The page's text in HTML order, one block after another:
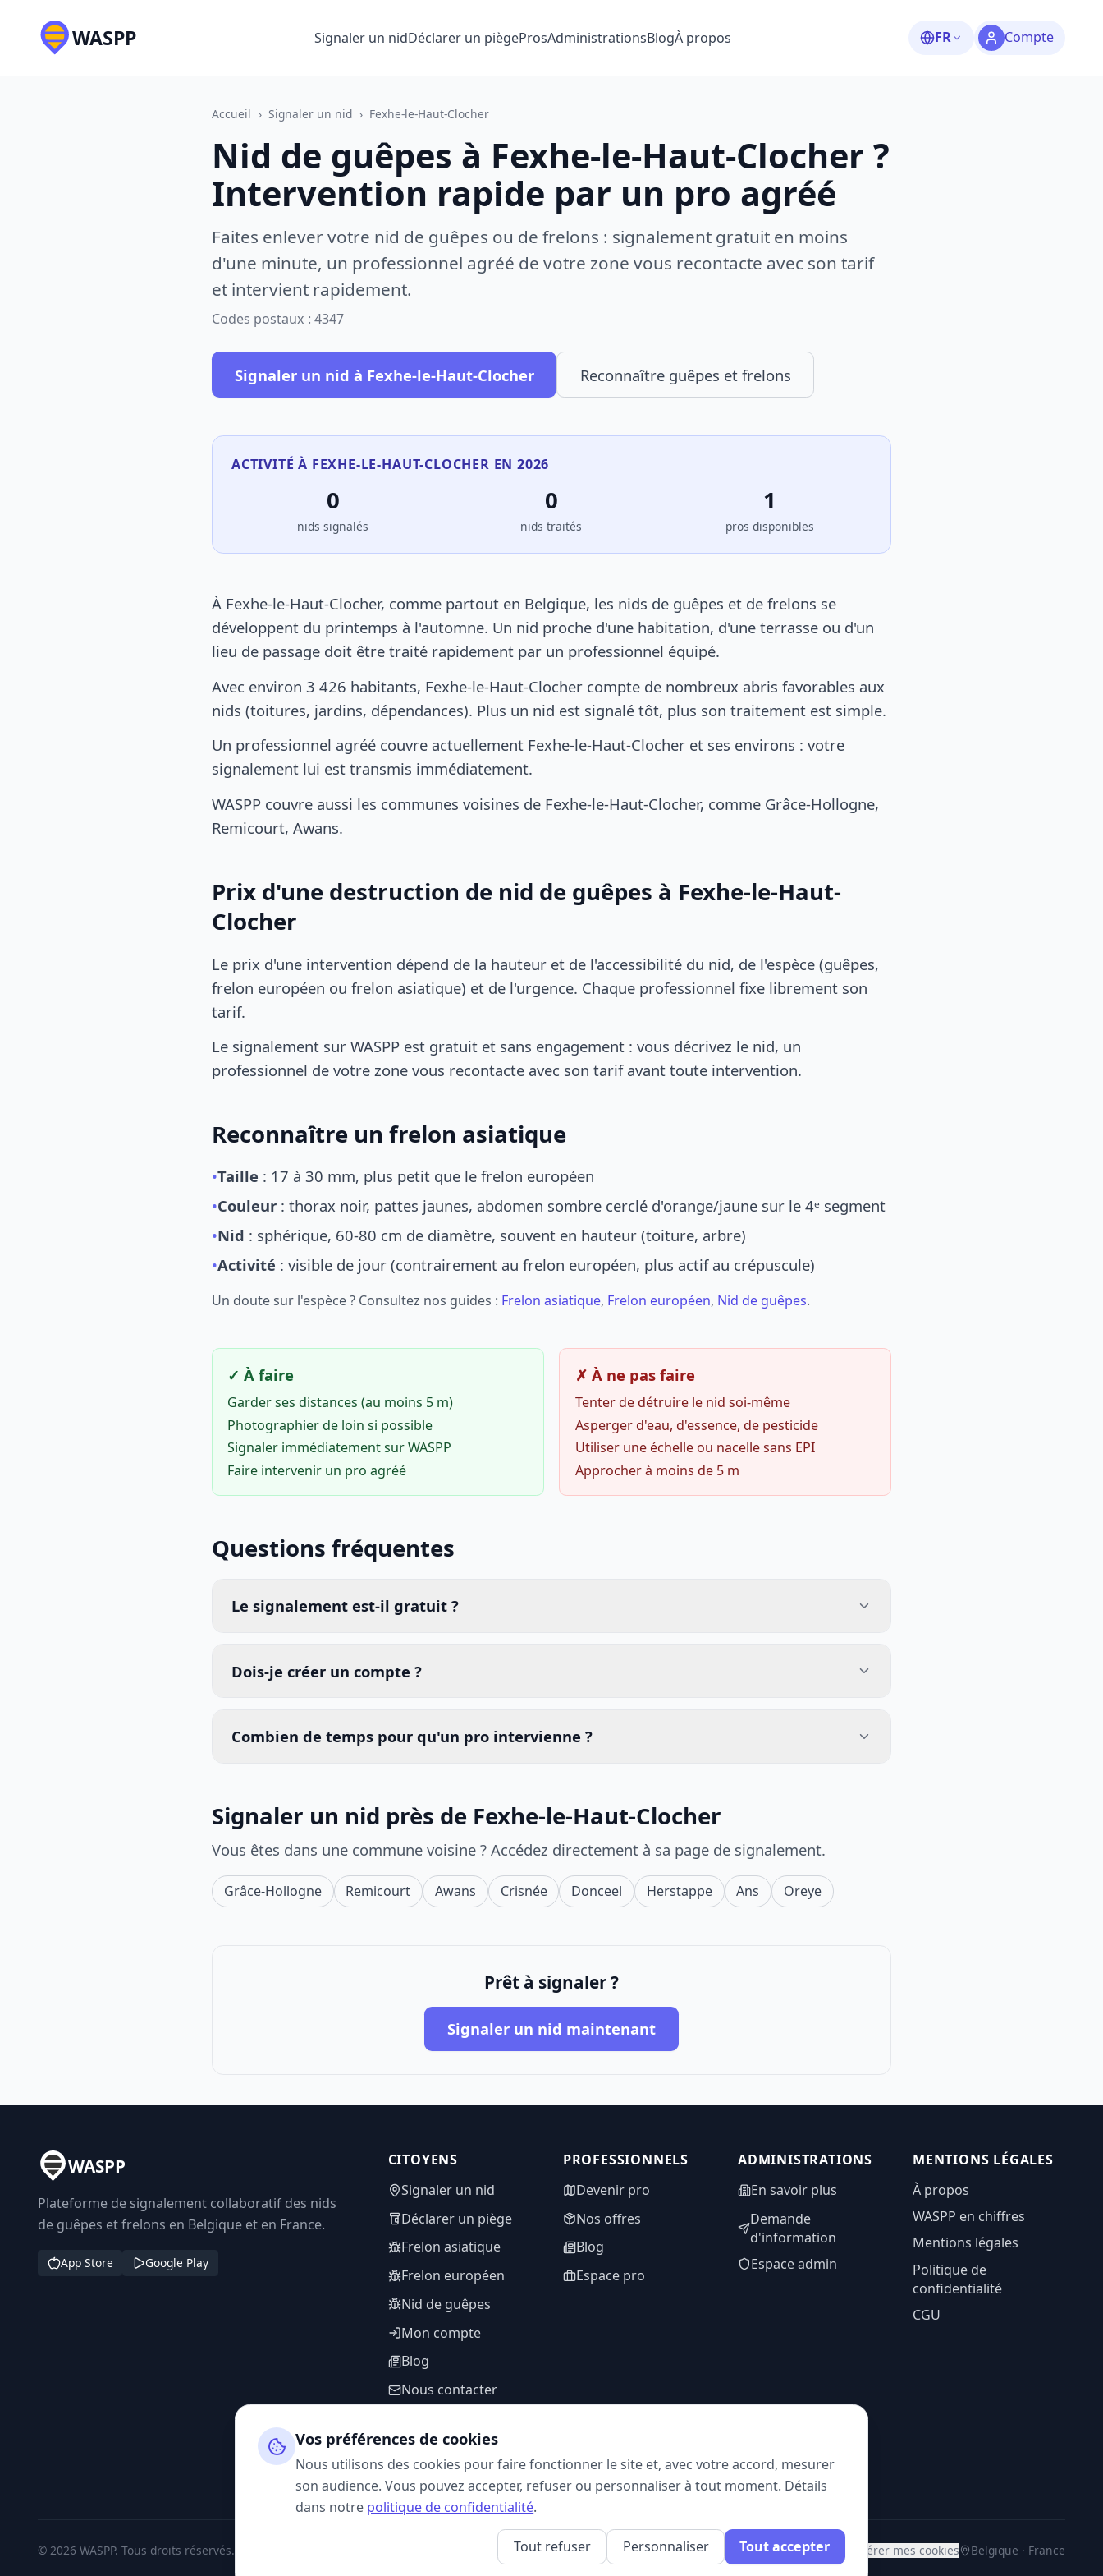
WASPP Signaler un nidDéclarer un piègeProsAdministrationsBlogÀ propos FR Compte
Accueil › Signaler un nid › Fexhe-le-Haut-Clocher
Nid de guêpes à Fexhe-le-Haut-Clocher ?
Intervention rapide par un pro agréé
Faites enlever votre nid de guêpes ou de frelons : signalement gratuit en moins
d'une minute, un professionnel agréé de votre zone vous recontacte avec son tarif
et intervient rapidement.
Codes postaux : 4347
Signaler un nid à Fexhe-le-Haut-Clocher Reconnaître guêpes et frelons
ACTIVITÉ À FEXHE-LE-HAUT-CLOCHER EN 2026
0
nids signalés
0
nids traités
1
pros disponibles
À Fexhe-le-Haut-Clocher, comme partout en Belgique, les nids de guêpes et de frelons se
développent du printemps à l'automne. Un nid proche d'une habitation, d'une terrasse ou d'un
lieu de passage doit être traité rapidement par un professionnel équipé.
Avec environ 3 426 habitants, Fexhe-le-Haut-Clocher compte de nombreux abris favorables aux
nids (toitures, jardins, dépendances). Plus un nid est signalé tôt, plus son traitement est simple.
Un professionnel agréé couvre actuellement Fexhe-le-Haut-Clocher et ses environs : votre
signalement lui est transmis immédiatement.
WASPP couvre aussi les communes voisines de Fexhe-le-Haut-Clocher, comme Grâce-Hollogne,
Remicourt, Awans.
Prix d'une destruction de nid de guêpes à Fexhe-le-Haut-
Clocher
Le prix d'une intervention dépend de la hauteur et de l'accessibilité du nid, de l'espèce (guêpes,
frelon européen ou frelon asiatique) et de l'urgence. Chaque professionnel fixe librement son
tarif.
Le signalement sur WASPP est gratuit et sans engagement : vous décrivez le nid, un
professionnel de votre zone vous recontacte avec son tarif avant toute intervention.
Reconnaître un frelon asiatique
•Taille : 17 à 30 mm, plus petit que le frelon européen
•Couleur : thorax noir, pattes jaunes, abdomen sombre cerclé d'orange/jaune sur le 4ᵉ segment
•Nid : sphérique, 60-80 cm de diamètre, souvent en hauteur (toiture, arbre)
•Activité : visible de jour (contrairement au frelon européen, plus actif au crépuscule)
Un doute sur l'espèce ? Consultez nos guides : Frelon asiatique, Frelon européen, Nid de guêpes.
✓ À faire
Garder ses distances (au moins 5 m)
Photographier de loin si possible
Signaler immédiatement sur WASPP
Faire intervenir un pro agréé
✗ À ne pas faire
Tenter de détruire le nid soi-même
Asperger d'eau, d'essence, de pesticide
Utiliser une échelle ou nacelle sans EPI
Approcher à moins de 5 m
Questions fréquentes
Le signalement est-il gratuit ?
Dois-je créer un compte ?
Combien de temps pour qu'un pro intervienne ?
Signaler un nid près de Fexhe-le-Haut-Clocher
Vous êtes dans une commune voisine ? Accédez directement à sa page de signalement.
Grâce-Hollogne Remicourt Awans Crisnée Donceel Herstappe Ans Oreye
Prêt à signaler ?
Signaler un nid maintenant
WASPP
Plateforme de signalement collaboratif des nids
de guêpes et frelons en Belgique et en France.
App Store Google Play
CITOYENS
Signaler un nid
Déclarer un piège
Frelon asiatique
Frelon européen
Nid de guêpes
Mon compte
Blog
Nous contacter
PROFESSIONNELS
Devenir pro
Nos offres
Blog
Espace pro
ADMINISTRATIONS
En savoir plus
Demande
d'information
Espace admin
MENTIONS LÉGALES
À propos
WASPP en chiffres
Mentions légales
Politique de
confidentialité
CGU
SUIVEZ-NOUS
© 2026 WASPP. Tous droits réservés. Gérer mes cookies Belgique · France
Vos préférences de cookies
Nous utilisons des cookies pour faire fonctionner le site et, avec votre accord, mesurer
son audience. Vous pouvez accepter, refuser ou personnaliser à tout moment. Détails
dans notre politique de confidentialité.
Tout refuser Personnaliser Tout accepter